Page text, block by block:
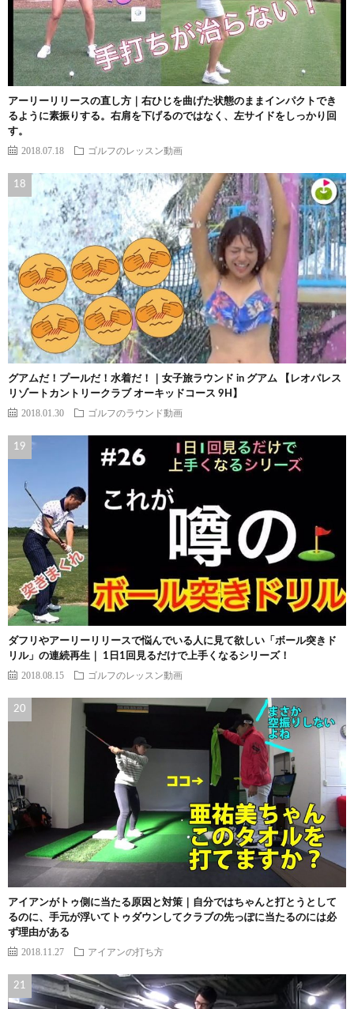
アーリーリリースの直し方｜右ひじを曲げた状態のままインパクトでき
るように素振りする。右肩を下げるのではなく、左サイドをしっかり回
す。
2018.07.18 ゴルフのレッスン動画
グアムだ！プールだ！水着だ！｜女子旅ラウンド in グアム 【レオパレス
リゾートカントリークラブ オーキッドコース 9H】
2018.01.30 ゴルフのラウンド動画
ダフリやアーリーリリースで悩んでいる人に見て欲しい「ボール突きド
リル」の連続再生｜ 1日1回見るだけで上手くなるシリーズ！
2018.08.15 ゴルフのレッスン動画
アイアンがトゥ側に当たる原因と対策｜自分ではちゃんと打とうとして
るのに、手元が浮いてトゥダウンしてクラブの先っぽに当たるのには必
ず理由がある
2018.11.27 アイアンの打ち方